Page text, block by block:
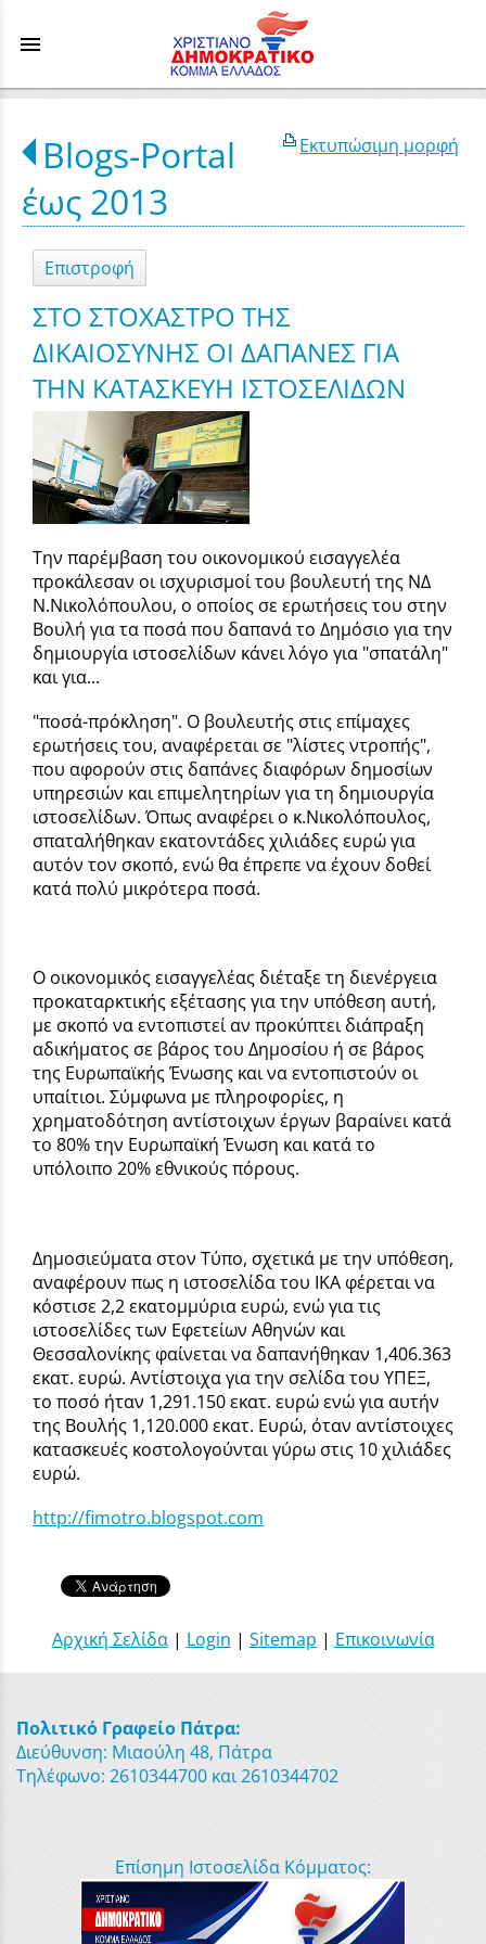
menu
Εκτυπώσιμη μορφή
Blogs-Portal
έως 2013
Επιστροφή
ΣΤΟ ΣΤΟΧΑΣΤΡΟ ΤΗΣ
ΔΙΚΑΙΟΣΥΝΗΣ ΟΙ ΔΑΠΑΝΕΣ ΓΙΑ
ΤΗΝ ΚΑΤΑΣΚΕΥΗ ΙΣΤΟΣΕΛΙΔΩΝ
Την παρέμβαση του οικονομικού εισαγγελέα
προκάλεσαν οι ισχυρισμοί του βουλευτή της ΝΔ
Ν.Νικολόπουλου, ο οποίος σε ερωτήσεις του στην
Βουλή για τα ποσά που δαπανά το Δημόσιο για την
δημιουργία ιστοσελίδων κάνει λόγο για "σπατάλη"
και για...
"ποσά-πρόκληση". Ο βουλευτής στις επίμαχες
ερωτήσεις του, αναφέρεται σε "λίστες ντροπής",
που αφορούν στις δαπάνες διαφόρων δημοσίων
υπηρεσιών και επιμελητηρίων για τη δημιουργία
ιστοσελίδων. Όπως αναφέρει ο κ.Νικολόπουλος,
σπαταλήθηκαν εκατοντάδες χιλιάδες ευρώ για
αυτόν τον σκοπό, ενώ θα έπρεπε να έχουν δοθεί
κατά πολύ μικρότερα ποσά.
Ο οικονομικός εισαγγελέας διέταξε τη διενέργεια
προκαταρκτικής εξέτασης για την υπόθεση αυτή,
με σκοπό να εντοπιστεί αν προκύπτει διάπραξη
αδικήματος σε βάρος του Δημοσίου ή σε βάρος
της Ευρωπαϊκής Ένωσης και να εντοπιστούν οι
υπαίτιοι. Σύμφωνα με πληροφορίες, η
χρηματοδότηση αντίστοιχων έργων βαραίνει κατά
το 80% την Ευρωπαϊκή Ένωση και κατά το
υπόλοιπο 20% εθνικούς πόρους.
Δημοσιεύματα στον Τύπο, σχετικά με την υπόθεση,
αναφέρουν πως η ιστοσελίδα του ΙΚΑ φέρεται να
κόστισε 2,2 εκατομμύρια ευρώ, ενώ για τις
ιστοσελίδες των Εφετείων Αθηνών και
Θεσσαλονίκης φαίνεται να δαπανήθηκαν 1,406.363
εκατ. ευρώ. Αντίστοιχα για την σελίδα του ΥΠΕΞ,
το ποσό ήταν 1,291.150 εκατ. ευρώ ενώ για αυτήν
της Βουλής 1,120.000 εκατ. Ευρώ, όταν αντίστοιχες
κατασκευές κοστολογούνται γύρω στις 10 χιλιάδες
ευρώ.
http://fimotro.blogspot.com
Αρχική Σελίδα| Login | Sitemap | Επικοινωνία
Πολιτικό Γραφείο Πάτρα:
Διεύθυνση: Μιαούλη 48, Πάτρα
Τηλέφωνο: 2610344700 και 2610344702
Επίσημη Ιστοσελίδα Κόμματος: